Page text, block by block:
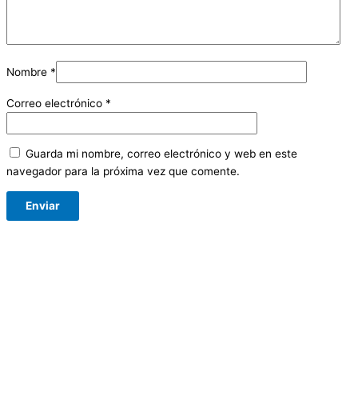
Nombre *
Correo electrónico *
Guarda mi nombre, correo electrónico y web en este
navegador para la próxima vez que comente.